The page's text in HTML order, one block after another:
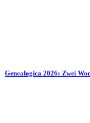
Genealogica 2026: Zwei